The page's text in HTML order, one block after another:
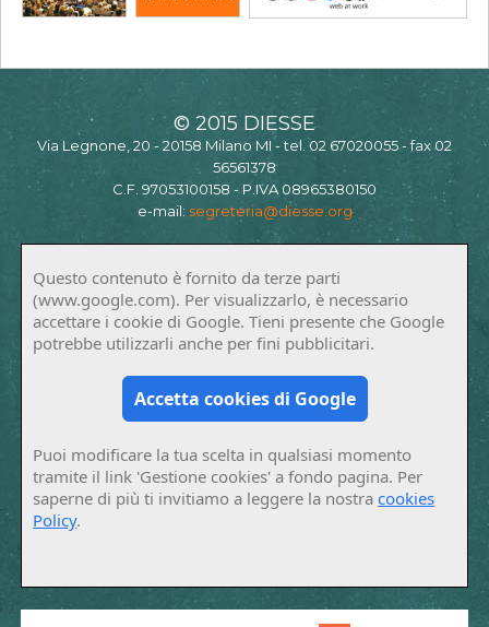
© 2015 DIESSE
Via Legnone, 20 - 20158 Milano MI - tel. 02 67020055 - fax 02
56561378
C.F. 97053100158 - P.IVA 08965380150
e-mail: segreteria@diesse.org
Questo contenuto è fornito da terze parti
(www.google.com). Per visualizzarlo, è necessario
accettare i cookie di Google. Tieni presente che Google
potrebbe utilizzarli anche per fini pubblicitari.
Accetta cookies di Google
Puoi modificare la tua scelta in qualsiasi momento
tramite il link 'Gestione cookies' a fondo pagina. Per
saperne di più ti invitiamo a leggere la nostracookies
Policy.